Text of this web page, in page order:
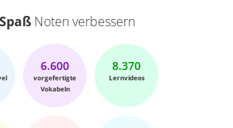
Noten verbessern
6.600
vorgefertigte
Vokabeln
8.370
Lernvideos